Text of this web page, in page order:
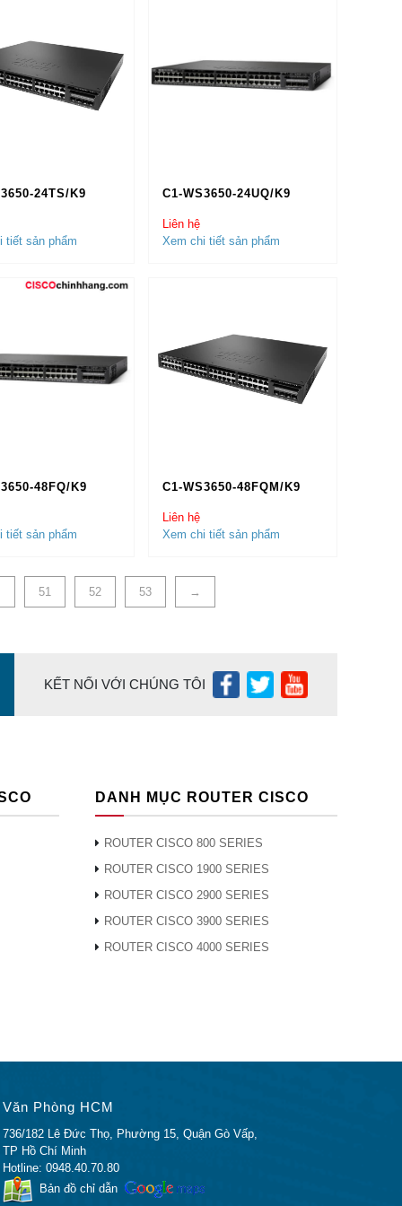
tại các cơ quan của chính phủ như:
Tổng Cục An Ninh, Cục Kỹ Thuật Nghiệp Vụ,
khách hàng lựa chọn về số cổng kết nối: Switch
Switch 48 port.
quang, 16 cổng quang, 24 cổng quang, 36
LAN Lite, Switch LAN Base, Switch IP Lite,
CQ, Packing List, Vận Đơn, Tờ Khai hải Quan…
24TS/K9
tiết sản phẩm
C1-WS3650-24UQ/K9
Liên hệ
Xem chi tiết sản phẩm
48FQ/K9
tiết sản phẩm
C1-WS3650-48FQM/K9
Liên hệ
Xem chi tiết sản phẩm
51 52 53 →
KẾT NỐI VỚI CHÚNG TÔI
DANH MỤC ROUTER CISCO
ROUTER CISCO 800 SERIES
ROUTER CISCO 1900 SERIES
ROUTER CISCO 2900 SERIES
ROUTER CISCO 3900 SERIES
ROUTER CISCO 4000 SERIES
Văn Phòng HCM
736/182 Lê Đức Thọ, Phường 15, Quận Gò Vấp,
TP Hồ Chí Minh
Hotline: 0948.40.70.80
Bản đồ chỉ dẫn